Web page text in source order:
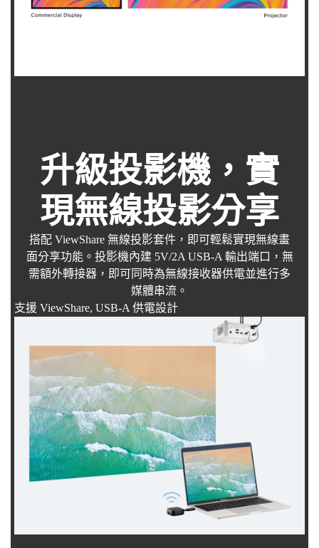
升級投影機，實
現無線投影分享
搭配 ViewShare 無線投影套件，即可輕鬆實現無線畫
面分享功能。投影機內建 5V/2A USB-A 輸出端口，無
需額外轉接器，即可同時為無線接收器供電並進行多
媒體串流。
支援 ViewShare​, USB-A 供電設計